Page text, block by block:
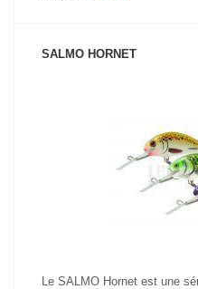
SALMO HORNET
VOIR
Le SALMO Hornet est une